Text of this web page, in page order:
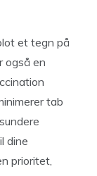
et tegn på
også en
tab
dine
prioritet,